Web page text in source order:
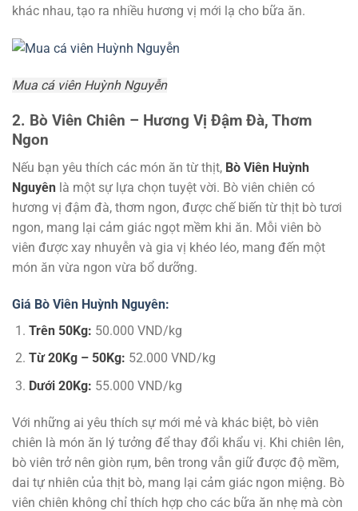
khác nhau, tạo ra nhiều hương vị mới lạ cho bữa ăn.
Mua cá viên Huỳnh Nguyễn
2. Bò Viên Chiên – Hương Vị Đậm Đà, Thơm
Ngon
Nếu bạn yêu thích các món ăn từ thịt, Bò Viên Huỳnh
Nguyên là một sự lựa chọn tuyệt vời. Bò viên chiên có
hương vị đậm đà, thơm ngon, được chế biến từ thịt bò tươi
ngon, mang lại cảm giác ngọt mềm khi ăn. Mỗi viên bò
viên được xay nhuyễn và gia vị khéo léo, mang đến một
món ăn vừa ngon vừa bổ dưỡng.
Giá Bò Viên Huỳnh Nguyên:
Trên 50Kg: 50.000 VND/kg
Từ 20Kg – 50Kg: 52.000 VND/kg
Dưới 20Kg: 55.000 VND/kg
Với những ai yêu thích sự mới mẻ và khác biệt, bò viên
chiên là món ăn lý tưởng để thay đổi khẩu vị. Khi chiên lên,
bò viên trở nên giòn rụm, bên trong vẫn giữ được độ mềm,
dai tự nhiên của thịt bò, mang lại cảm giác ngon miệng. Bò
viên chiên không chỉ thích hợp cho các bữa ăn nhẹ mà còn